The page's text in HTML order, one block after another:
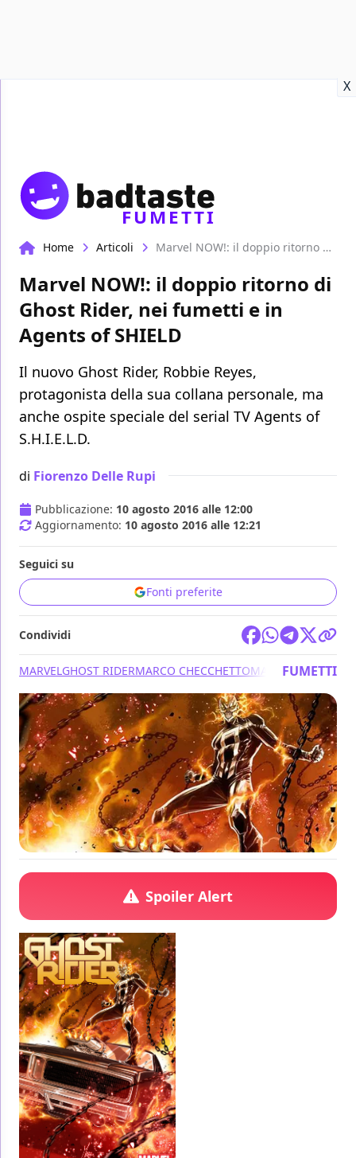
X
FUMETTI
Home Articoli Marvel NOW!: il doppio ritorno di Ghost Rider, nei fumetti e in Agents of SHIELD
Marvel NOW!: il doppio ritorno di
Ghost Rider, nei fumetti e in
Agents of SHIELD
Il nuovo Ghost Rider, Robbie Reyes,
protagonista della sua collana personale, ma
anche ospite speciale del serial TV Agents of
S.H.I.E.L.D.
di Fiorenzo Delle Rupi
Pubblicazione: 10 agosto 2016 alle 12:00
Aggiornamento: 10 agosto 2016 alle 12:21
Seguici su
Fonti preferite
Condividi
MARVELGHOST RIDERMARCO CHECCHETTOMARVEL NOW!
FUMETTI
Spoiler Alert